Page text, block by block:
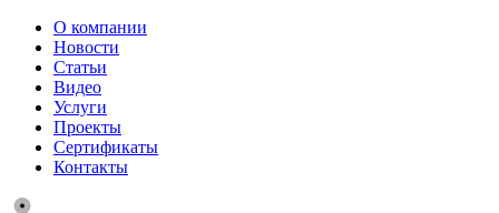
О компании
Новости
Статьи
Видео
Услуги
Проекты
Сертификаты
Контакты